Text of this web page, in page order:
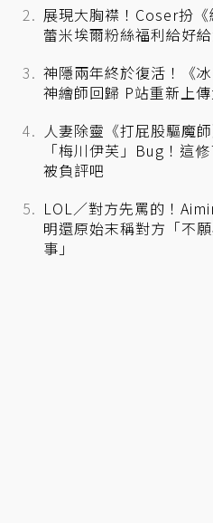
展現大胸襟！Coser扮《
蕾米埃爾粉絲福利給好
神隱兩年終於復活！《
神繪師回歸 P站重新上
人妻除靈《打屁股驅魔
「梅川伊芙」Bug！這
被負評吧
LOL／對方先罵的！
明還原始末稱對方「不
事」